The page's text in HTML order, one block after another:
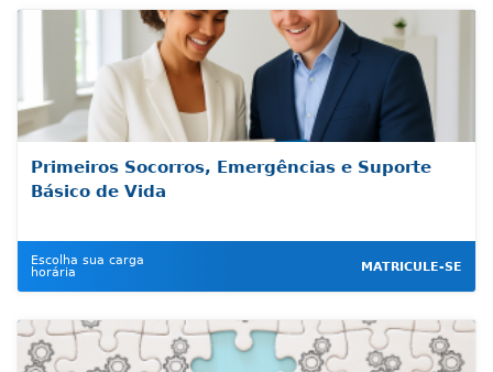
Primeiros Socorros, Emergências e Suporte
Básico de Vida
Escolha sua carga
horária
MATRICULE-SE